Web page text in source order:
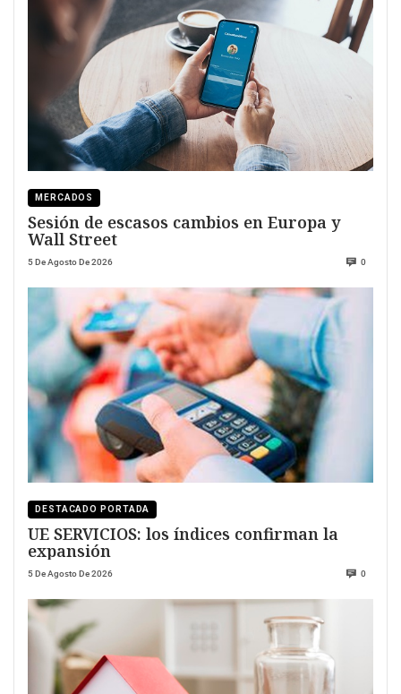
MERCADOS
Sesión de escasos cambios en Europa y
Wall Street
5 De Agosto De 2026 0
DESTACADO PORTADA
UE SERVICIOS: los índices confirman la
expansión
5 De Agosto De 2026 0